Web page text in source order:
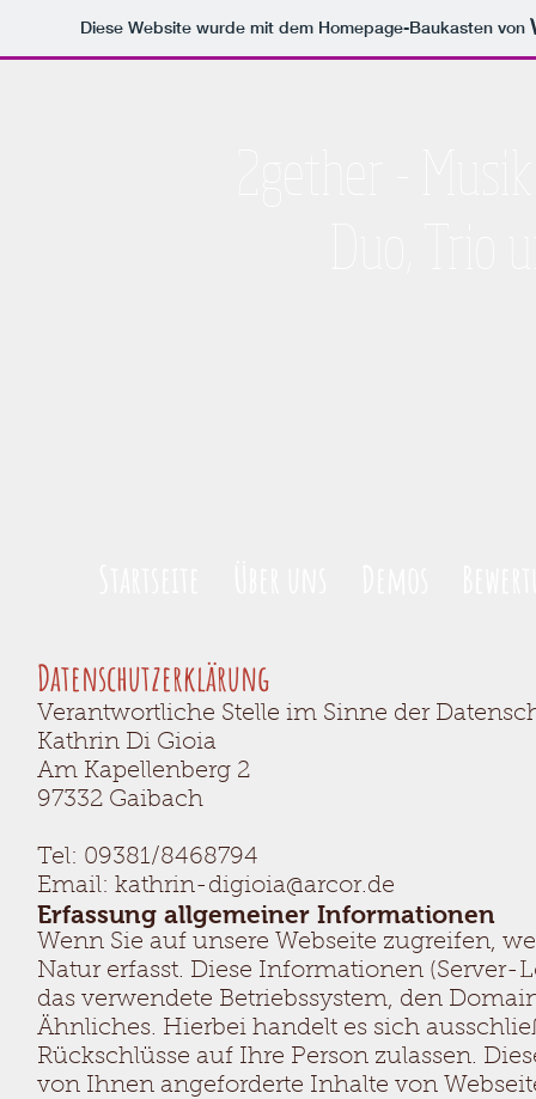
Diese Website wurde mit dem Homepage-Baukasten von
Datenschutzerklärung
Verantwortliche Stelle im Sinne der
Kathrin Di Gioia
Am Kapellenberg 2
97332 Gaibach
Tel: 09381/8468794
Email: kathrin-digioia@arcor.de
Erfassung allgemeiner Informationen
Wenn Sie auf unsere Webseite zugreifen,
Natur erfasst. Diese Informationen (Server-
das verwendete Betriebssystem, den
Ähnliches. Hierbei handelt es sich
Rückschlüsse auf Ihre Person zulassen.
von Ihnen angeforderte Inhalte von